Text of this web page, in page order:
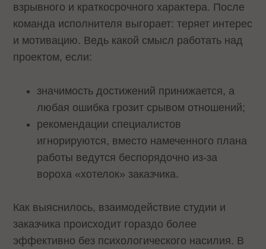
взрывного и краткосрочного характера. После
команда исполнителя выгорает: теряет интерес
и мотивацию. Ведь какой смысл работать над
проектом, если:
значимость достижений принижается, а
любая ошибка грозит срывом отношений;
рекомендации специалистов
игнорируются, вместо намеченного плана
работы ведутся беспорядочно из-за
вороха «хотелок» заказчика.
Как выяснилось, взаимодействие студии и
заказчика происходит гораздо более
эффективно без психологического насилия. В